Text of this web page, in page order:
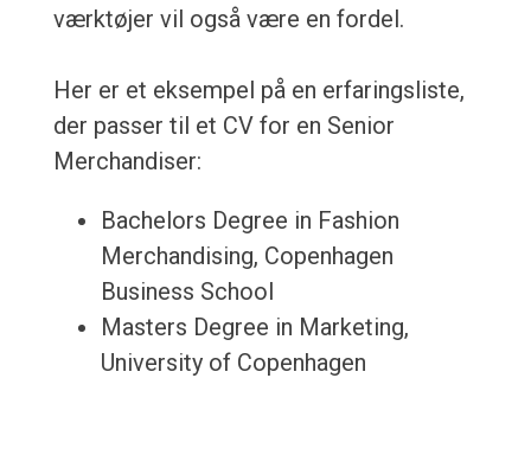
værktøjer vil også være en fordel.
Her er et eksempel på en erfaringsliste,
der passer til et CV for en Senior
Merchandiser:
Bachelors Degree in Fashion
Merchandising, Copenhagen
Business School
Masters Degree in Marketing,
University of Copenhagen